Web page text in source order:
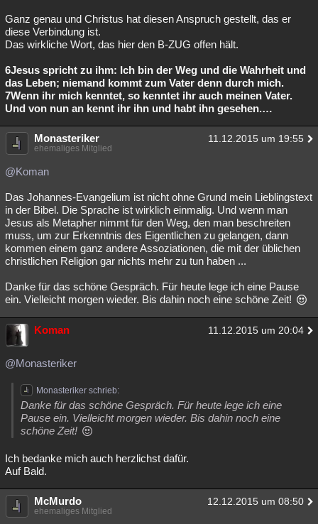
Ganz genau und Christus hat diesen Anspruch gestellt, das er
diese Verbindung ist.
Das wirkliche Wort, das hier den B-ZUG offen hält.
6Jesus spricht zu ihm: Ich bin der Weg und die Wahrheit und
das Leben; niemand kommt zum Vater denn durch mich.
7Wenn ihr mich kenntet, so kenntet ihr auch meinen Vater.
Und von nun an kennt ihr ihn und habt ihn gesehen.…
Monasteriker 11.12.2015 um 19:55
ehemaliges Mitglied
@Koman
Das Johannes-Evangelium ist nicht ohne Grund mein Lieblingstext
in der Bibel. Die Sprache ist wirklich einmalig. Und wenn man
Jesus als Metapher nimmt für den Weg, den man beschreiten
muss, um zur Erkenntnis des Eigentlichen zu gelangen, dann
kommen einem ganz andere Assoziationen, die mit der üblichen
christlichen Religion gar nichts mehr zu tun haben ...
Danke für das schöne Gespräch. Für heute lege ich eine Pause
ein. Vielleicht morgen wieder. Bis dahin noch eine schöne Zeit!
Koman 11.12.2015 um 20:04
@Monasteriker
Monasteriker schrieb:
Danke für das schöne Gespräch. Für heute lege ich eine
Pause ein. Vielleicht morgen wieder. Bis dahin noch eine
schöne Zeit!
Ich bedanke mich auch herzlichst dafür.
Auf Bald.
McMurdo 12.12.2015 um 08:50
ehemaliges Mitglied